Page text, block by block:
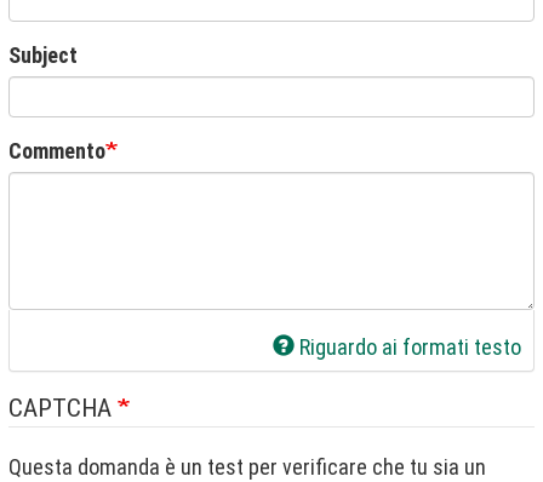
Subject
Commento
Riguardo ai formati testo
CAPTCHA
Questa domanda è un test per verificare che tu sia un